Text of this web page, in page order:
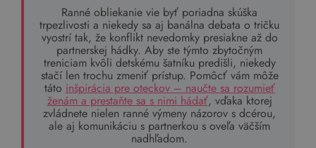
Ranné obliekanie vie byť poriadna skúška
trpezlivosti a niekedy sa aj banálna debata o tričku
vyostrí tak, že konflikt nevedomky presiakne až do
partnerskej hádky. Aby ste týmto zbytočným
treniciam kvôli detskému šatníku predišli, niekedy
stačí len trochu zmeniť prístup. Pomôcť vám môže
táto inšpirácia pre oteckov – naučte sa rozumieť
ženám a prestaňte sa s nimi hádať, vďaka ktorej
zvládnete nielen ranné výmeny názorov s dcérou,
ale aj komunikáciu s partnerkou s oveľa väčším
nadhľadom.